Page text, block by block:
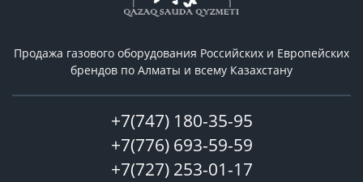
Продажа газового оборудования Российcких и Европейских
брендов по Алматы и всему Казахстану
+7(747) 180-35-95
+7(776) 693-59-59
+7(727) 253-01-17